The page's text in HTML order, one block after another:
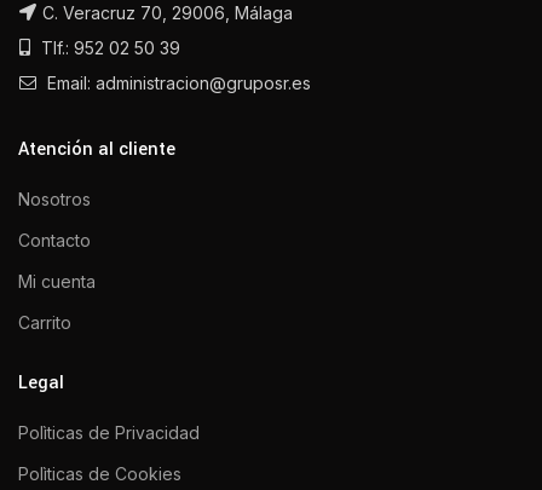
C. Veracruz 70, 29006, Málaga
Tlf.: 952 02 50 39
Email: administracion@gruposr.es
Atención al cliente
Nosotros
Contacto
Mi cuenta
Carrito
Legal
Polìticas de Privacidad
Polìticas de Cookies